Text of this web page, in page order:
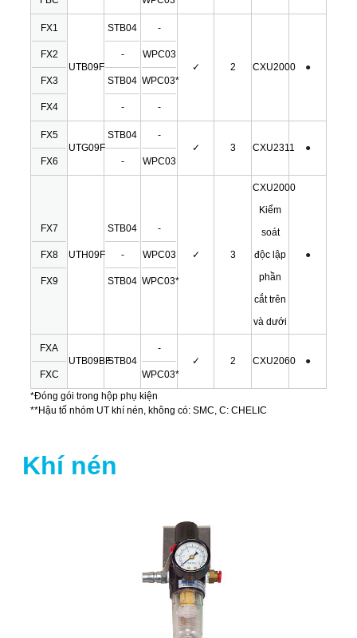
FX1
FX2
FX3
FX4
UTB09F
STB04
-
STB04
-
-
WPC03
WPC03*
-
✓ 2 CXU2000 ●
FX5
FX6
UTG09F
STB04
-
-
WPC03
✓ 3 CXU2311 ●
FX7
FX8
FX9
UTH09F
STB04
-
STB04
-
WPC03
WPC03*
✓ 3
CXU2000
Kiểm
soát
độc lập
phần
cắt trên
và dưới
●
FXA
FXC
UTB09BFSTB04
-
WPC03*
✓ 2 CXU2060 ●
*Đóng gói trong hộp phụ kiện
**Hậu tố nhóm UT khí nén, không có: SMC, C: CHELIC
Khí nén